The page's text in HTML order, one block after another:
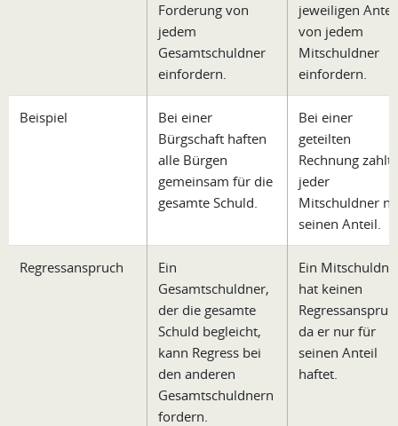
Forderung von
jedem
Gesamtschuldner
einfordern.
jeweiligen Anteil
von jedem
Mitschuldner
einfordern.
Beispiel
Bei einer
Bürgschaft haften
alle Bürgen
gemeinsam für die
gesamte Schuld.
Bei einer
geteilten
Rechnung zahlt
jeder
Mitschuldner
seinen Anteil.
Regressanspruch
Ein
Gesamtschuldner,
der die gesamte
Schuld begleicht,
kann Regress bei
den anderen
Gesamtschuldnern
fordern.
Ein
hat keinen
da er nur für
seinen Anteil
haftet.